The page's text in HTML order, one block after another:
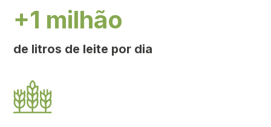
+1 milhão
de litros de leite por dia